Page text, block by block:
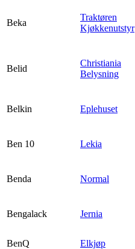
Beka
Traktøren
Kjøkkenutstyr
Belid
Christiania
Belysning
Belkin Eplehuset
Ben 10 Lekia
Benda Normal
Bengalack Jernia
BenQ
Elkjøp